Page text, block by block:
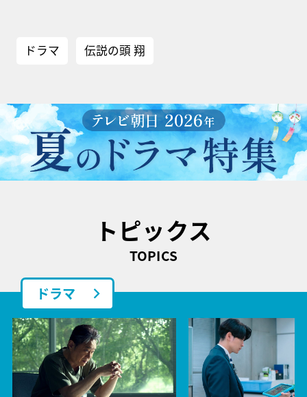
ドラマ 伝説の頭 翔
トピックス
TOPICS
ドラマ